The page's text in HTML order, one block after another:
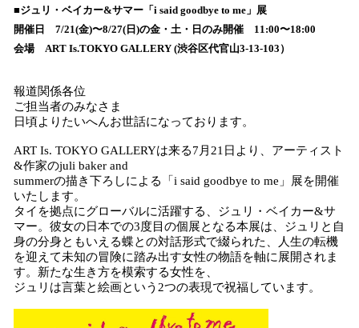
中
で
す
■ジュリ・ベイカー&サマー「i said goodbye to me」展
開催日 7/21(金)〜8/27(日)の金・土・日のみ開催 11:00〜18:00
会場 ART Is.TOKYO GALLERY (渋谷区代官山3-13-103）
報道関係各位
ご担当者のみなさま
日頃よりたいへんお世話になっております。
ART Is. TOKYO GALLERYは来る7月21日より、アーティスト
&作家のjuli baker and
summerの描き下ろしによる「i said goodbye to me」展を開催
いたします。
タイを拠点にグローバルに活躍する、ジュリ・ベイカー&サ
マー。彼女の日本での3度目の個展となる本展は、ジュリと自
身の分身ともいえる蝶との対話形式で綴られた、人生の転機
を迎えて未知の冒険に踏み出す女性の物語を軸に展開されま
す。新たな生き方を模索する女性を、
ジュリは言葉と絵画という2つの表現で祝福しています。